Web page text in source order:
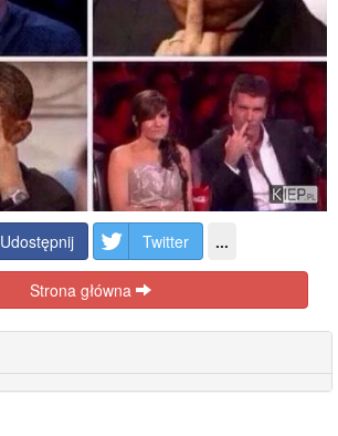
Udostępnij Twitter ...
Strona główna